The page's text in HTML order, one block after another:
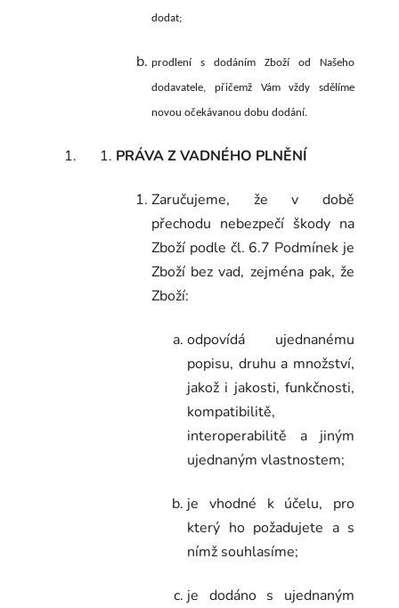
dodat;
prodlení s dodáním Zboží od Našeho
dodavatele, přičemž Vám vždy sdělíme
novou očekávanou dobu dodání.
PRÁVA Z VADNÉHO PLNĚNÍ
Zaručujeme, že v době
přechodu nebezpečí škody na
Zboží podle čl. 6.7 Podmínek je
Zboží bez vad, zejména pak, že
Zboží:
odpovídá ujednanému
popisu, druhu a množství,
jakož i jakosti, funkčnosti,
kompatibilitě,
interoperabilitě a jiným
ujednaným vlastnostem;
je vhodné k účelu, pro
který ho požadujete a s
nímž souhlasíme;
je dodáno s ujednaným